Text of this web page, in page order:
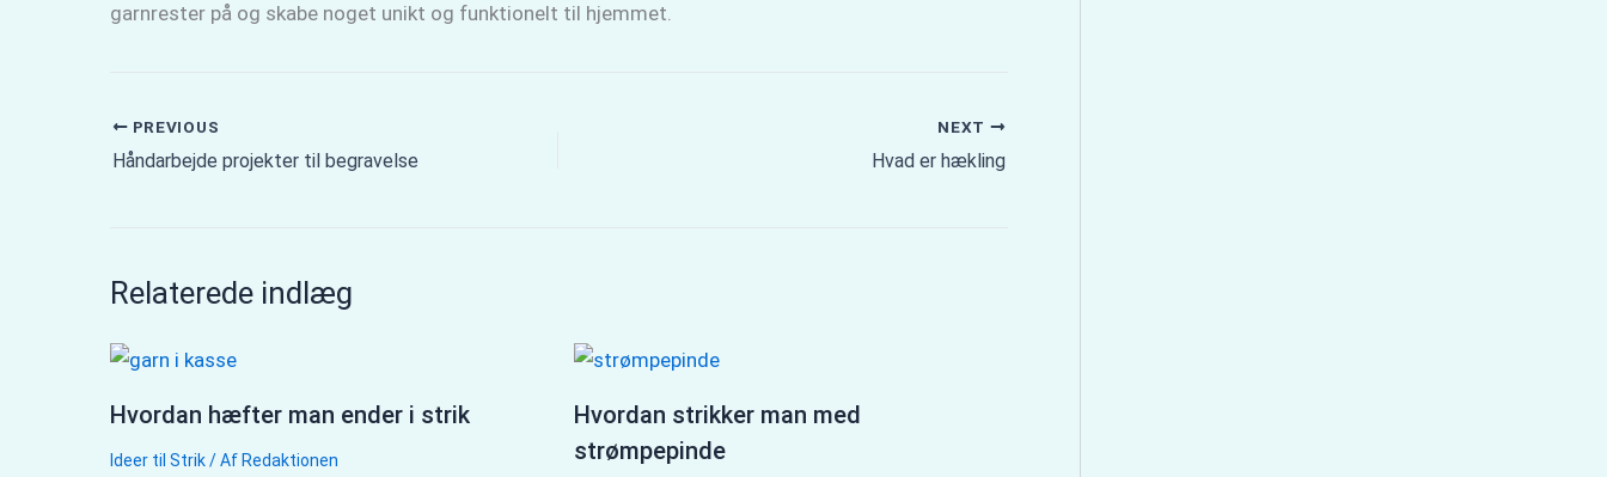
garnrester på og skabe noget unikt og funktionelt til hjemmet.
PREVIOUS
Håndarbejde projekter til begravelse
NEXT
Hvad er hækling
Relaterede indlæg
Hvordan hæfter man ender i strik
Ideer til Strik/ Af Redaktionen
Hvordan strikker man med
strømpepinde